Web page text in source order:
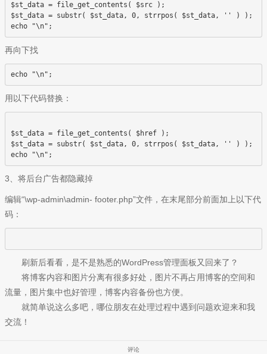
$st_data = file_get_contents( $src );
$st_data = substr( $st_data, 0, strrpos( $st_data, '' ) );
echo "
再向下找
echo "
用以下代码替换：
$st_data = file_get_contents( $href );
$st_data = substr( $st_data, 0, strrpos( $st_data, '' ) );
echo "
3、将后台广告都隐藏掉
编辑“\wp-admin\admin- footer.php”文件，在末尾部分前面加上以下代
码：
刷新后看看，是不是熟悉的WordPress管理面板又回来了？
将博客内容和图片分离有很多好处，图片不再占用博客的空间和
流量，图片集中也好管理，博客内容备份也方便。
就简单说这么多吧，哪位朋友在处理过程中遇到问题欢迎来和我
交流！
评论